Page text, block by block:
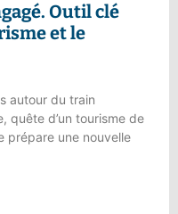
. Outil clé
et le
autour du train
quête d’un tourisme de
prépare une nouvelle